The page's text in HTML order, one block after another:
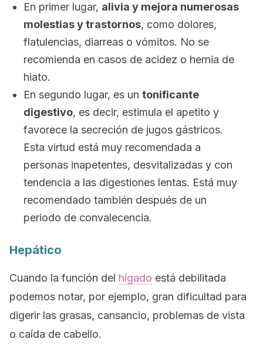
En primer lugar, alivia y mejora numerosas
molestias y trastornos, como dolores,
flatulencias, diarreas o vómitos. No se
recomienda en casos de acidez o hernia de
hiato.
En segundo lugar, es un tonificante
digestivo, es decir, estimula el apetito y
favorece la secreción de jugos gástricos.
Esta virtud está muy recomendada a
personas inapetentes, desvitalizadas y con
tendencia a las digestiones lentas. Está muy
recomendado también después de un
periodo de convalecencia.
Hepático
Cuando la función del hígado está debilitada
podemos notar, por ejemplo, gran dificultad para
digerir las grasas, cansancio, problemas de vista
o caída de cabello.